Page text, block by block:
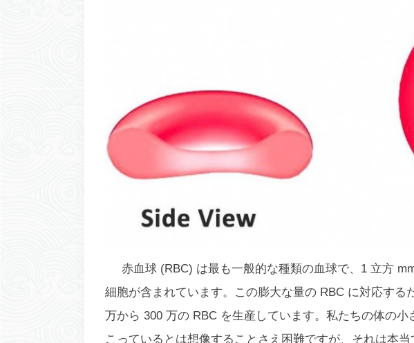
赤血球 (RBC) は最も一般的な種類の血球で、1 立方
細胞が含まれています。この膨大な量の RBC に対応する
万から 300 万の RBC を生産しています。私たちの体の
こっているとは想像することさえ困難ですが、それは本